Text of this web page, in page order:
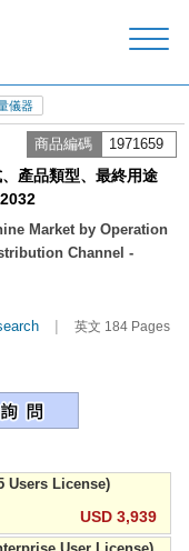
儀器
商品編碼 1971659
產品類型、最終用途
Market by Operation
Channel -
| 英文 184 Pages
Users License)
USD 3,939